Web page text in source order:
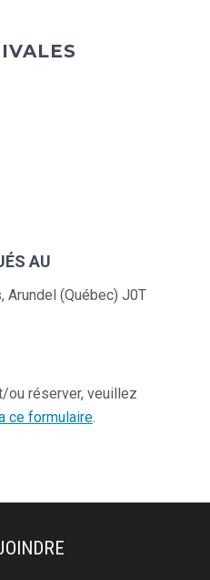
AU
Arundel (Québec) J0T
ou réserver, veuillez
ce formulaire.